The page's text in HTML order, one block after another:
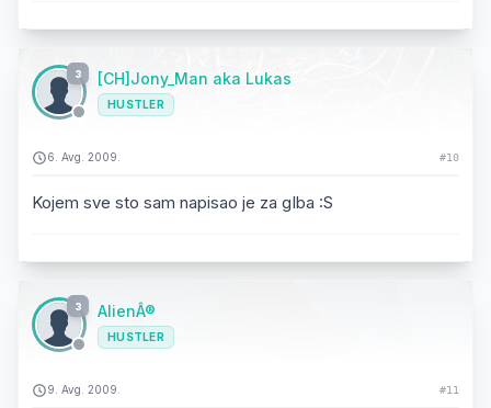
3 [CH]Jony_Man aka Lukas
HUSTLER
6. Avg. 2009. #10
Kojem sve sto sam napisao je za gIba :S
3 AlienÂ®
HUSTLER
9. Avg. 2009. #11